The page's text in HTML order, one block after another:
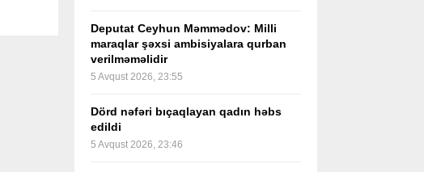
Deputat Ceyhun Məmmədov: Milli
maraqlar şəxsi ambisiyalara qurban
verilməməlidir
5 Avqust 2026, 23:55
Dörd nəfəri bıçaqlayan qadın həbs
edildi
5 Avqust 2026, 23:46